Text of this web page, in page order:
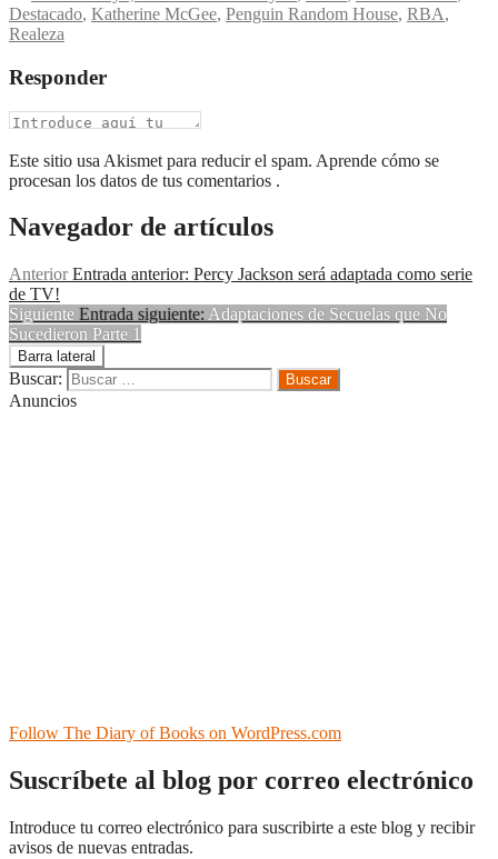
Destacado, Katherine McGee, Penguin Random House, RBA,
Realeza
Responder
Este sitio usa Akismet para reducir el spam. Aprende cómo se
procesan los datos de tus comentarios .
Navegador de artículos
Anterior Entrada anterior: Percy Jackson será adaptada como serie
de TV!
Siguiente Entrada siguiente: Adaptaciones de Secuelas que No
Sucedieron Parte 1
Barra lateral
Buscar:
Anuncios
Follow The Diary of Books on WordPress.com
Suscríbete al blog por correo electrónico
Introduce tu correo electrónico para suscribirte a este blog y recibir
avisos de nuevas entradas.